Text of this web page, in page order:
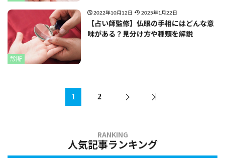
診断
2022年10月12日 2025年1月22日
【占い師監修】仏眼の手相にはどんな意
味がある？見分け方や種類を解説
1 2
人気記事ランキング